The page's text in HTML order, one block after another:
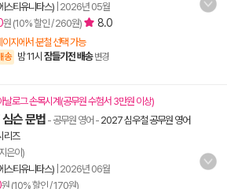
스티유니타스) 2026년 05월
원 (10% 할인 / 260원) 8.0
이지에서 분철 선택 가능
송 밤 11시 잠들기전 배송 변경
날로그 손목시계(공무원 수험서 3만원 이상)
슨 문법 - 공무원 영어 - 2027 심우철 공무원 영어
리즈
은이)
스티유니타스) 2026년 06월
원 (10% 할인 / 170원)